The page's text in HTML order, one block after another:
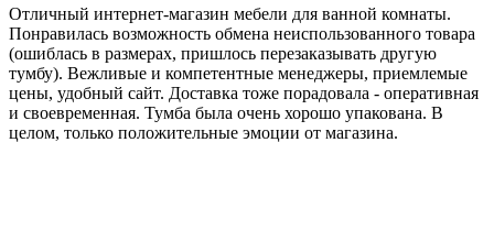
Отличный интернет-магазин мебели для ванной комнаты.
Понравилась возможность обмена неиспользованного товара
(ошиблась в размерах, пришлось перезаказывать другую
тумбу). Вежливые и компетентные менеджеры, приемлемые
цены, удобный сайт. Доставка тоже порадовала - оперативная
и своевременная. Тумба была очень хорошо упакована. В
целом, только положительные эмоции от магазина.